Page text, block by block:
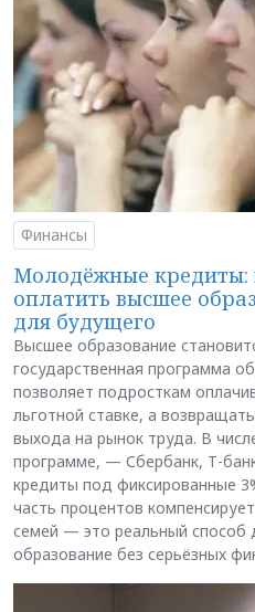
Финансы
Молодёжные кредиты:
оплатить высшее
для будущего
Высшее образование
государственная программа
позволяет подросткам
льготной ставке, а
выхода на рынок труда. В
программе, — Сбербанк, Т-
кредиты под фиксированные
часть процентов
семей — это реальный способ
образование без серьёзных